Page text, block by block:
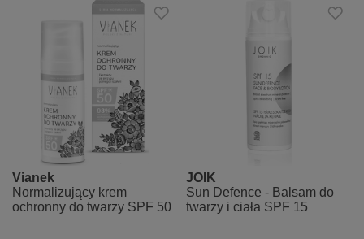
Vianek
Normalizujący krem
ochronny do twarzy SPF 50
JOIK
Sun Defence - Balsam do
twarzy i ciała SPF 15